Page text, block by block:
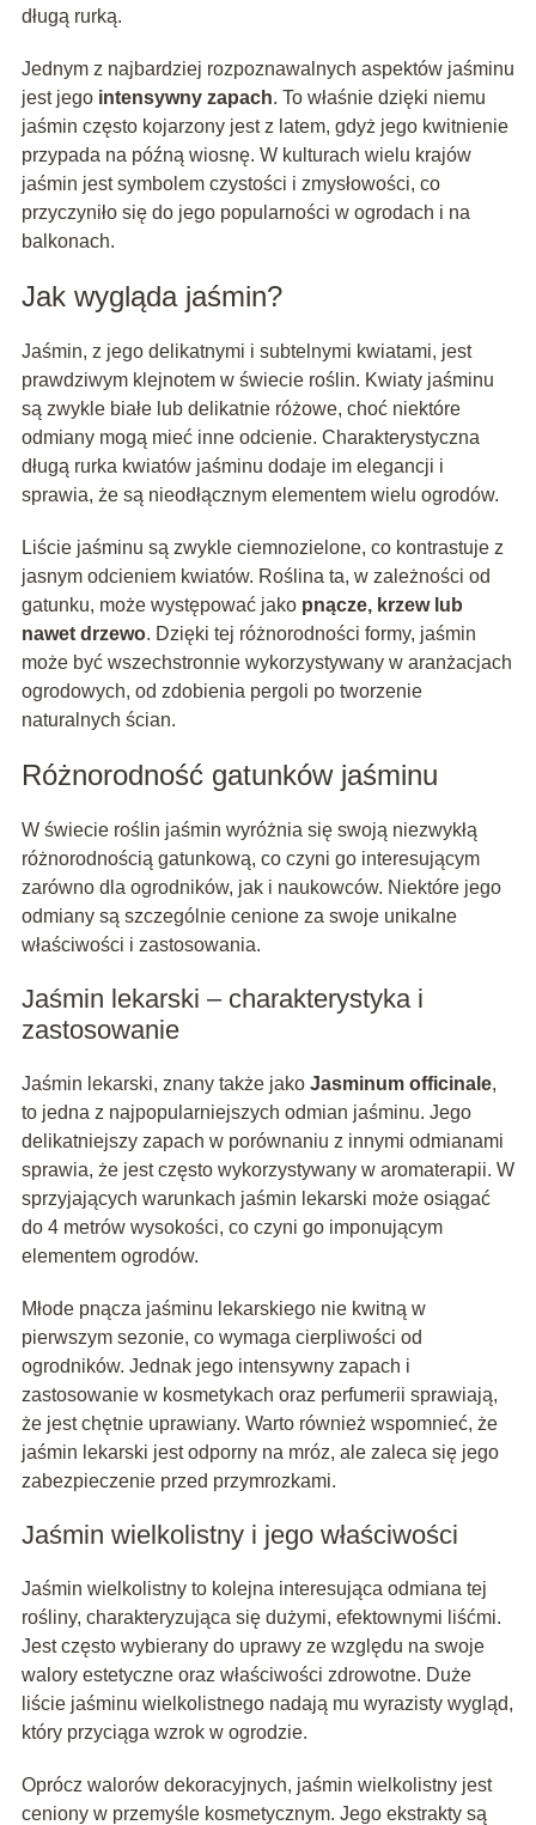
długą rurką.
Jednym z najbardziej rozpoznawalnych aspektów jaśminu
jest jego intensywny zapach. To właśnie dzięki niemu
jaśmin często kojarzony jest z latem, gdyż jego kwitnienie
przypada na późną wiosnę. W kulturach wielu krajów
jaśmin jest symbolem czystości i zmysłowości, co
przyczyniło się do jego popularności w ogrodach i na
balkonach.
Jak wygląda jaśmin?
Jaśmin, z jego delikatnymi i subtelnymi kwiatami, jest
prawdziwym klejnotem w świecie roślin. Kwiaty jaśminu
są zwykle białe lub delikatnie różowe, choć niektóre
odmiany mogą mieć inne odcienie. Charakterystyczna
długą rurka kwiatów jaśminu dodaje im elegancji i
sprawia, że są nieodłącznym elementem wielu ogrodów.
Liście jaśminu są zwykle ciemnozielone, co kontrastuje z
jasnym odcieniem kwiatów. Roślina ta, w zależności od
gatunku, może występować jako pnącze, krzew lub
nawet drzewo. Dzięki tej różnorodności formy, jaśmin
może być wszechstronnie wykorzystywany w aranżacjach
ogrodowych, od zdobienia pergoli po tworzenie
naturalnych ścian.
Różnorodność gatunków jaśminu
W świecie roślin jaśmin wyróżnia się swoją niezwykłą
różnorodnością gatunkową, co czyni go interesującym
zarówno dla ogrodników, jak i naukowców. Niektóre jego
odmiany są szczególnie cenione za swoje unikalne
właściwości i zastosowania.
Jaśmin lekarski – charakterystyka i
zastosowanie
Jaśmin lekarski, znany także jako Jasminum officinale,
to jedna z najpopularniejszych odmian jaśminu. Jego
delikatniejszy zapach w porównaniu z innymi odmianami
sprawia, że jest często wykorzystywany w aromaterapii. W
sprzyjających warunkach jaśmin lekarski może osiągać
do 4 metrów wysokości, co czyni go imponującym
elementem ogrodów.
Młode pnącza jaśminu lekarskiego nie kwitną w
pierwszym sezonie, co wymaga cierpliwości od
ogrodników. Jednak jego intensywny zapach i
zastosowanie w kosmetykach oraz perfumerii sprawiają,
że jest chętnie uprawiany. Warto również wspomnieć, że
jaśmin lekarski jest odporny na mróz, ale zaleca się jego
zabezpieczenie przed przymrozkami.
Jaśmin wielkolistny i jego właściwości
Jaśmin wielkolistny to kolejna interesująca odmiana tej
rośliny, charakteryzująca się dużymi, efektownymi liśćmi.
Jest często wybierany do uprawy ze względu na swoje
walory estetyczne oraz właściwości zdrowotne. Duże
liście jaśminu wielkolistnego nadają mu wyrazisty wygląd,
który przyciąga wzrok w ogrodzie.
Oprócz walorów dekoracyjnych, jaśmin wielkolistny jest
ceniony w przemyśle kosmetycznym. Jego ekstrakty są